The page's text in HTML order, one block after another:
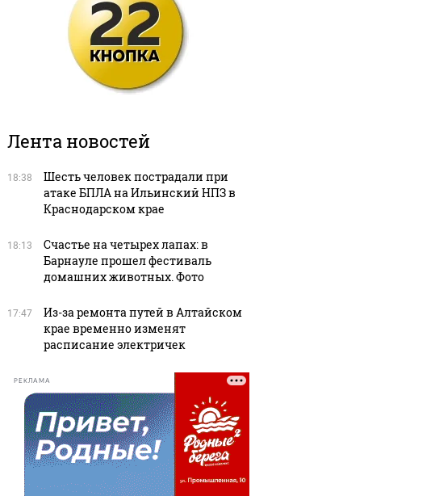
Лента новостей
18:38
Шесть человек пострадали при
атаке БПЛА на Ильинский НПЗ в
Краснодарском крае
18:13
Счастье на четырех лапах: в
Барнауле прошел фестиваль
домашних животных. Фото
17:47
Из-за ремонта путей в Алтайском
крае временно изменят
расписание электричек
РЕКЛАМА